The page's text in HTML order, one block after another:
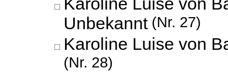
Unbekannt (Nr. 27)
Karoline Luise von
(Nr. 28)